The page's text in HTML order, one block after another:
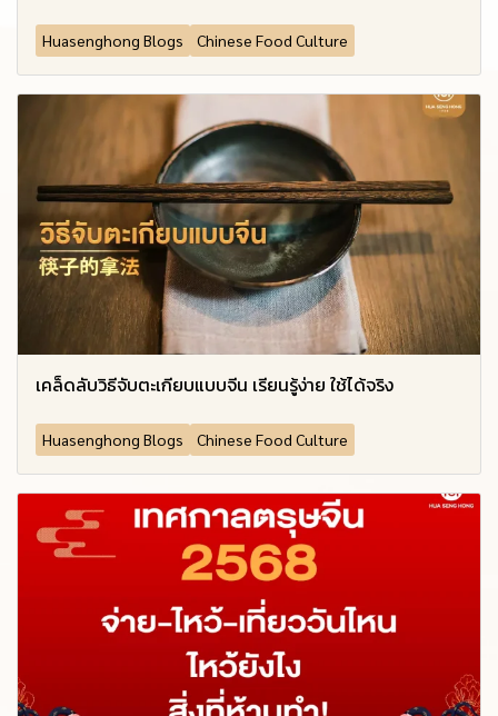
Huasenghong Blogs Chinese Food Culture
เคล็ดลับวิธีจับตะเกียบแบบจีน เรียนรู้ง่าย ใช้ได้จริง
Huasenghong Blogs Chinese Food Culture